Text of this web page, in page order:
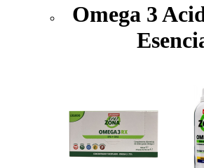
Omega 3